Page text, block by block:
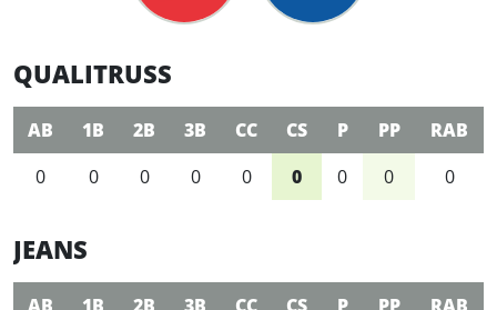
QUALITRUSS
AB 1B 2B 3B CC CS P PP
RAB
0
0 0 0 0 0 0 0 0
JEANS